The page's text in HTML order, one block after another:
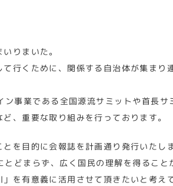
りまいた。
行くために、関係する自治体が集まり
事業である全国源流サミットや首長
、重要な取り組みを行っております。
を目的に会報誌を計画通り発行いたしま
どまらず、広く国民の理解を得るこ
を有意義に活用させて頂きたいと考え